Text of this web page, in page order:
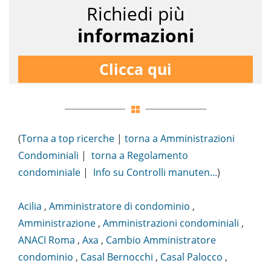
Richiedi più
informazioni
Clicca qui
(Torna a top ricerche | torna a Amministrazioni
Condominiali | torna a Regolamento
condominiale | Info su Controlli manuten...)
Acilia , Amministratore di condominio ,
Amministrazione , Amministrazioni condominiali ,
ANACI Roma , Axa , Cambio Amministratore
condominio , Casal Bernocchi , Casal Palocco ,